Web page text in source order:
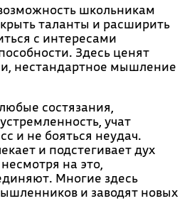
школьникам
таланты и расширить
с интересами
Здесь ценят
нестандартное мышление
состязания,
учат
и не бояться неудач.
и подстегивает дух
на это,
Многие здесь
и заводят новых